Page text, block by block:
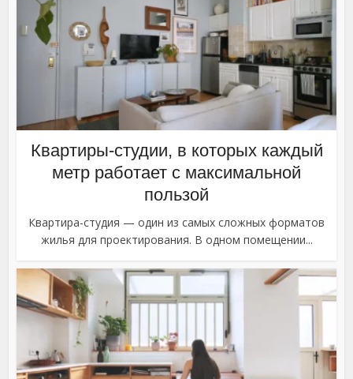
Квартиры-студии, в которых каждый
метр работает с максимальной
пользой
Квартира-студия — один из самых сложных форматов
жилья для проектирования. В одном помещении...